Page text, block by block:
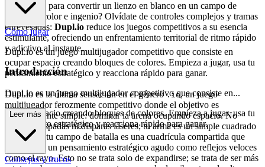
¿Estás listo para convertir un lienzo en blanco en un campo de
batalla de color e ingenio? Olvídate de controles complejos y tramas
enrevesadas: Dupl.io reduce los juegos competitivos a su esencia
estimulante, ofreciendo un enfrentamiento territorial de ritmo rápido
y adictivo al instante.
Introducción
Dupl.io es la última sensación en el género.io, un juego
multijugador ferozmente competitivo donde el objetivo es
elegantemente simple: dominar la arena ocupando espacio. No
empuñas espadas ni disparas láseres; tu arma es un simple cuadrado
de color, y tu campo de batalla es una cuadrícula compartida que
exige tanto un pensamiento estratégico agudo como reflejos veloces
como el rayo. Esto no se trata solo de expandirse; se trata de ser más
Cómo jugar
Dupl.io es un juego multijugador competitivo que consiste en
ocupar espacio creando bloques de colores. Empieza a jugar, usa tu
pensamiento estratégico y reacciona rápido para ganar.
Dupl.io es un juego multijugador competitivo que consiste en...
ocupar espacio creando bloques de colores. Empieza a jugar, usa tu
pensamiento estratégico y reacciona rápido para ganar.
Leer más
Consejos y trucos